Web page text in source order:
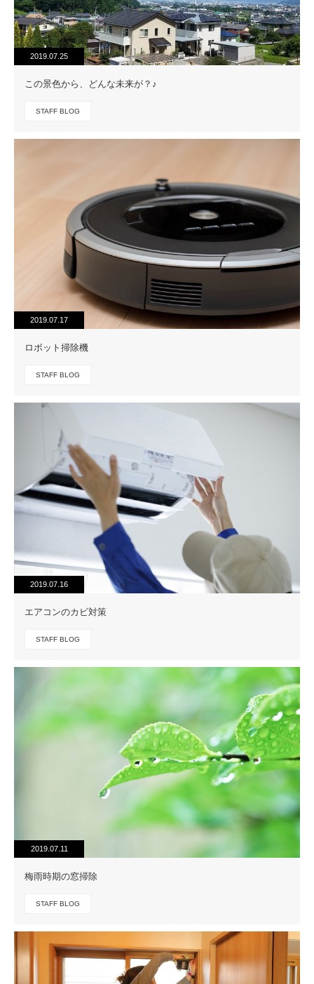
2019.07.25
この景色から、どんな未来が？♪
STAFF BLOG
2019.07.17
ロボット掃除機
STAFF BLOG
2019.07.16
エアコンのカビ対策
STAFF BLOG
2019.07.11
梅雨時期の窓掃除
STAFF BLOG